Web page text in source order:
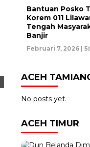
Bantuan Posko
Korem 011
Tengah
Banjir
Februari 7, 2026 |
ACEH
No posts yet.
ACEH TIMUR